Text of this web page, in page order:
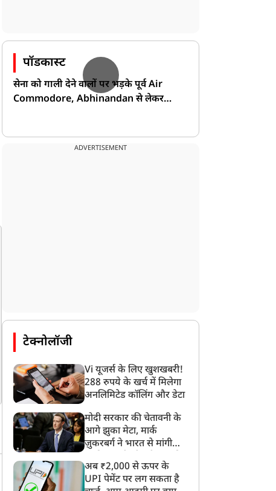
करें'...अभिजीत दिपके की
बढ़ीं मुश्किलें, दिल्ली पुलिस में
शिकायत दर्ज, की गई गंभीर
मांग
पहुंचे CM हिमंता सरमा, बोले-
सरकार हर कदम पर आपके
साथ है
पॉडकास्ट
सेना को गाली देने वालों पर भड़के पूर्व Air
Commodore, Abhinandan से लेकर
ADVERTISEMENT
टेक्नोलॉजी
Vi यूजर्स के लिए खुशखबरी!
288 रुपये के खर्च में मिलेगा
अनलिमिटेड कॉलिंग और डेटा
मोदी सरकार की चेतावनी के
आगे झुका मेटा, मार्क
ज़ुकरबर्ग ने भारत से मांगी
अब ₹2,000 से ऊपर के
UPI पेमेंट पर लग सकता है